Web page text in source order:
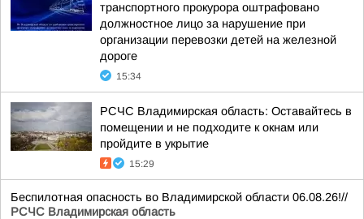
транспортного прокурора оштрафовано
должностное лицо за нарушение при
организации перевозки детей на железной
дороге
15:34
РСЧС Владимирская область: Оставайтесь в
помещении и не подходите к окнам или
пройдите в укрытие
15:29
Беспилотная опасность во Владимирской области 06.08.26!//
РСЧС Владимирская область